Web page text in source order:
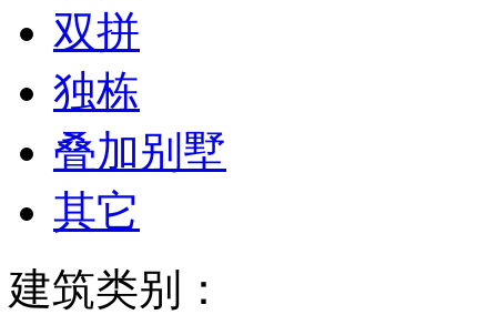
双拼
独栋
叠加别墅
其它
建筑类别：